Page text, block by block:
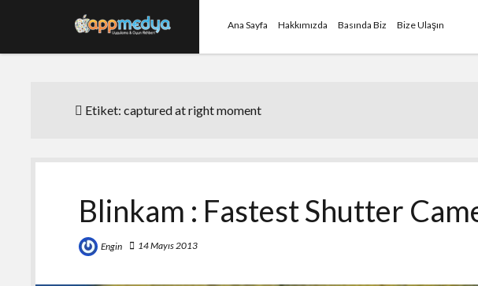
Ana Sayfa Hakkımızda Basında Biz Bize Ulaşın
Etiket:captured at right moment
Blinkam : Fastest Shutter
Engin 14 Mayıs 2013